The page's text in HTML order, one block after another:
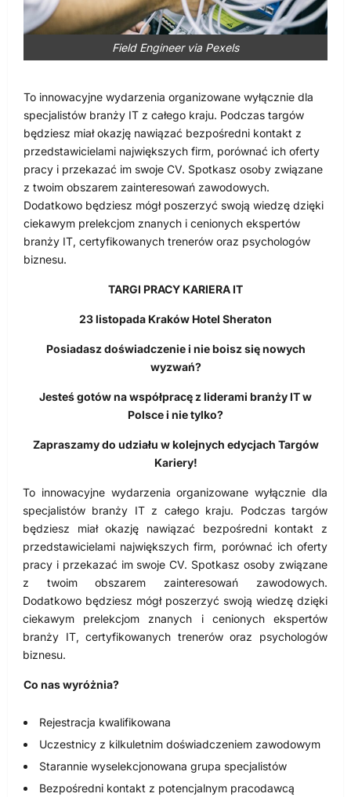
Field Engineer via Pexels
To innowacyjne wydarzenia organizowane wyłącznie dla
specjalistów branży IT z całego kraju. Podczas targów
będziesz miał okazję nawiązać bezpośredni kontakt z
przedstawicielami największych firm, porównać ich oferty
pracy i przekazać im swoje CV. Spotkasz osoby związane
z twoim obszarem zainteresowań zawodowych.
Dodatkowo będziesz mógł poszerzyć swoją wiedzę dzięki
ciekawym prelekcjom znanych i cenionych ekspertów
branży IT, certyfikowanych trenerów oraz psychologów
biznesu.
TARGI PRACY KARIERA IT
23 listopada Kraków Hotel Sheraton
Posiadasz doświadczenie i nie boisz się nowych
wyzwań?
Jesteś gotów na współpracę z liderami branży IT w
Polsce i nie tylko?
Zapraszamy do udziału w kolejnych edycjach Targów
Kariery!
To innowacyjne wydarzenia organizowane wyłącznie dla
specjalistów branży IT z całego kraju. Podczas targów
będziesz miał okazję nawiązać bezpośredni kontakt z
przedstawicielami największych firm, porównać ich oferty
pracy i przekazać im swoje CV. Spotkasz osoby związane
z twoim obszarem zainteresowań zawodowych.
Dodatkowo będziesz mógł poszerzyć swoją wiedzę dzięki
ciekawym prelekcjom znanych i cenionych ekspertów
branży IT, certyfikowanych trenerów oraz psychologów
biznesu.
Co nas wyróżnia?
Rejestracja kwalifikowana
Uczestnicy z kilkuletnim doświadczeniem zawodowym
Starannie wyselekcjonowana grupa specjalistów
Bezpośredni kontakt z potencjalnym pracodawcą